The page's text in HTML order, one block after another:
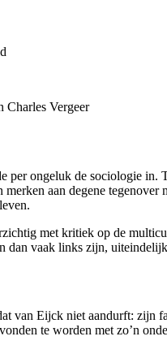
Charles Vergeer
per ongeluk de sociologie
aan degene
met kritiek op de
dan vaak links zijn,
van Eijck niet aandurft: zijn
te worden met zo’n